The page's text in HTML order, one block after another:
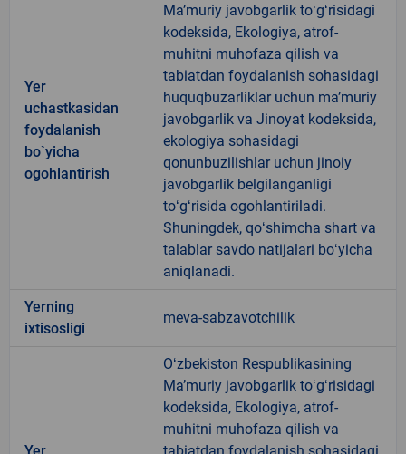
Yer
uchastkasidan
foydalanish
bo`yicha
ogohlantirish
Maʼmuriy javobgarlik toʻgʻrisidagi
kodeksida, Ekologiya, atrof-
muhitni muhofaza qilish va
tabiatdan foydalanish sohasidagi
huquqbuzarliklar uchun maʼmuriy
javobgarlik va Jinoyat kodeksida,
ekologiya sohasidagi
qonunbuzilishlar uchun jinoiy
javobgarlik belgilanganligi
toʻgʻrisida ogohlantiriladi.
Shuningdek, qoʻshimcha shart va
talablar savdo natijalari boʻyicha
aniqlanadi.
Yerning
ixtisosligi
meva-sabzavotchilik
Oʻzbekiston Respublikasining
Maʼmuriy javobgarlik toʻgʻrisidagi
kodeksida, Ekologiya, atrof-
muhitni muhofaza qilish va